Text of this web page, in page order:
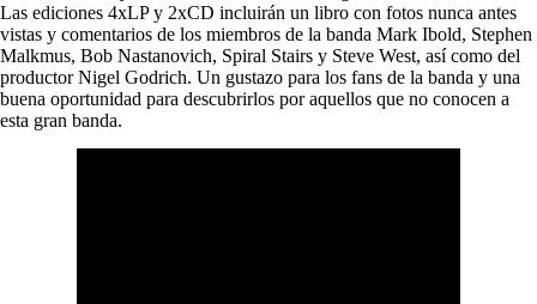
Las ediciones 4xLP y 2xCD incluirán un libro con fotos nunca antes
vistas y comentarios de los miembros de la banda Mark Ibold, Stephen
Malkmus, Bob Nastanovich, Spiral Stairs y Steve West, así como del
productor Nigel Godrich. Un gustazo para los fans de la banda y una
buena oportunidad para descubrirlos por aquellos que no conocen a
esta gran banda.